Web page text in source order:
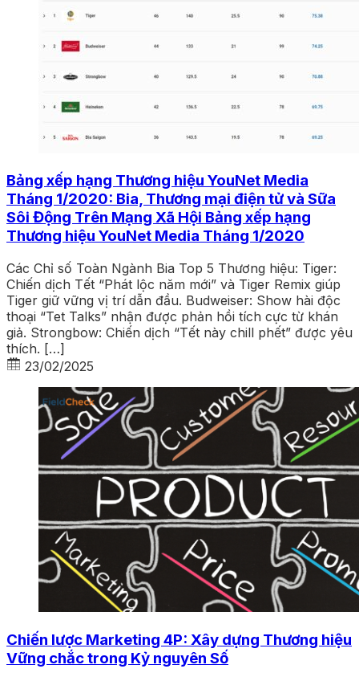
Bảng xếp hạng Thương hiệu YouNet Media
Tháng 1/2020: Bia, Thương mại điện tử và Sữa
Sôi Động Trên Mạng Xã Hội Bảng xếp hạng
Thương hiệu YouNet Media Tháng 1/2020
Các Chỉ số Toàn Ngành Bia Top 5 Thương hiệu: Tiger:
Chiến dịch Tết “Phát lộc năm mới” và Tiger Remix giúp
Tiger giữ vững vị trí dẫn đầu. Budweiser: Show hài độc
thoại “Tet Talks” nhận được phản hồi tích cực từ khán
giả. Strongbow: Chiến dịch “Tết này chill phết” được yêu
thích. […]
23/02/2025
Chiến lược Marketing 4P: Xây dựng Thương hiệu
Vững chắc trong Kỷ nguyên Số